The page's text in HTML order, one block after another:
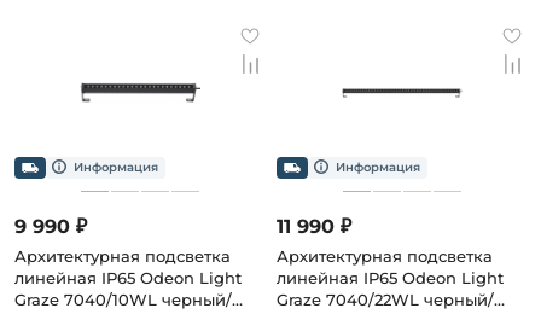
9 990 ₽
Архитектурная подсветка
линейная IP65 Odeon Light
Graze 7040/10WL черный/
11 990 ₽
Архитектурная подсветка
линейная IP65 Odeon Light
Graze 7040/22WL черный/